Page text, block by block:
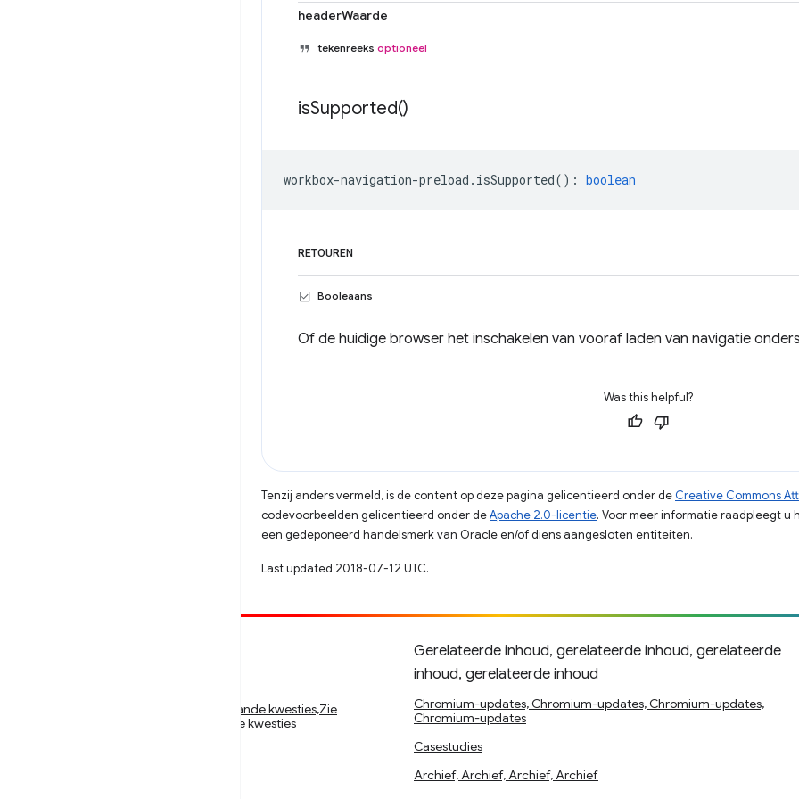
headerWaarde
tekenreeks optioneel
isSupported()
workbox-navigation-preload . isSupported() : boolean
RETOUREN
Booleaans
Of de huidige browser het inschakelen van vooraf laden van navigatie
Was this helpful?
Tenzij anders vermeld, is de content op deze pagina gelicentieerd onder de Creative Commons
codevoorbeelden gelicentieerd onder deApache 2.0-licentie. Voor meer informatie raadpleegt u
een gedeponeerd handelsmerk van Oracle en/of diens aangesloten entiteiten.
Last updated 2018-07-12 UTC.
Zie openstaande kwesties,Zie openstaande kwesties,Zie
openstaande kwesties,Zie openstaande kwesties
Gerelateerde inhoud, gerelateerde inhoud, gerelateerde
inhoud, gerelateerde inhoud
Chromium-updates, Chromium-updates, Chromium-updates,
Chromium-updates
Casestudies
Archief, Archief, Archief, Archief